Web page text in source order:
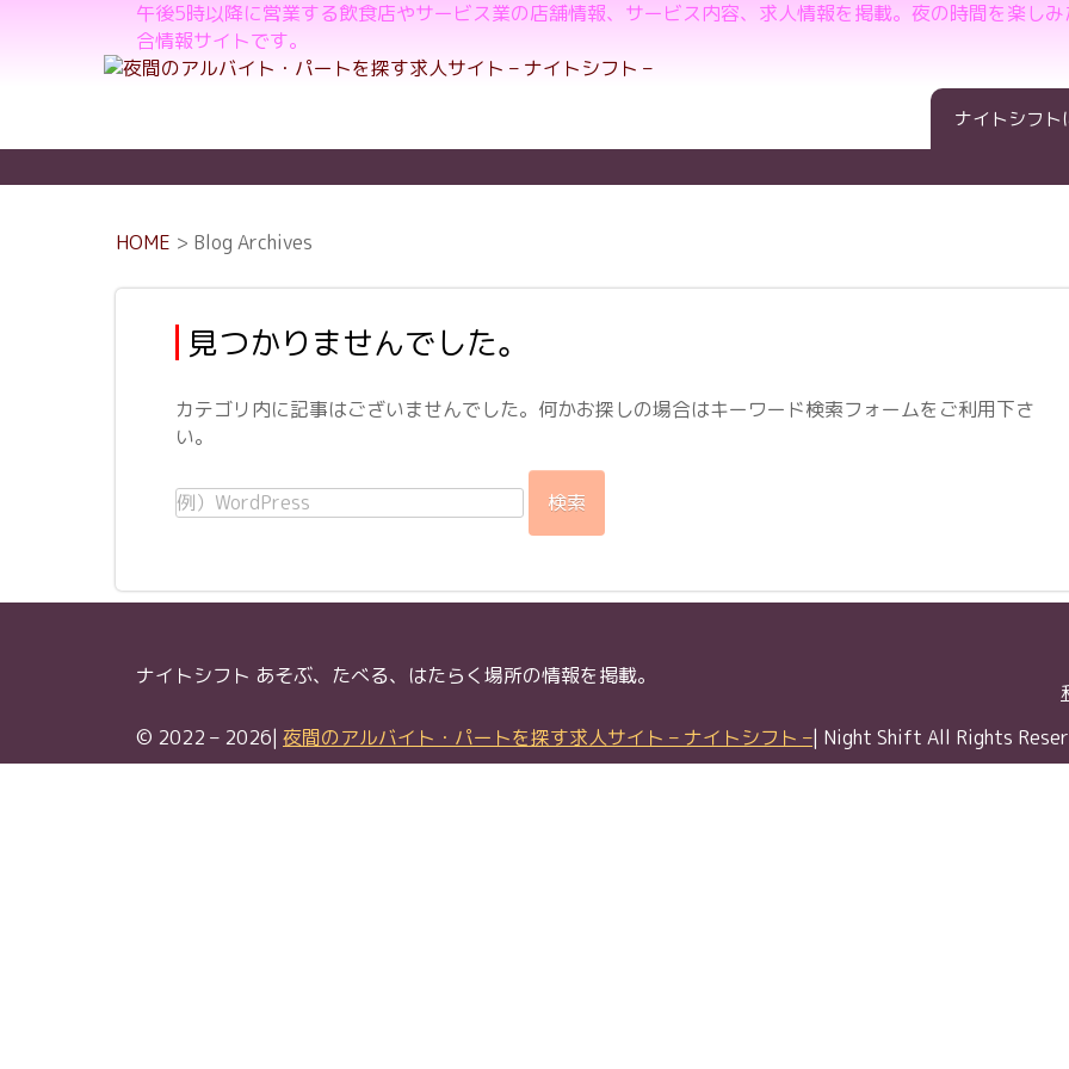
午後5時以降に営業する飲食店やサービス業の店舗情報、サービス内容、求人情報を掲載。夜の時間を楽し
合情報サイトです。
ナイトシフト
HOME > Blog Archives
見つかりませんでした。
カテゴリ内に記事はございませんでした。何かお探しの場合はキーワード検索フォームをご利用下さ
い。
以
ー
ー
ド
含
検索
ナイトシフト あそぶ、たべる、はたらく場所の情報を掲載。
© 2022 – 2026| 夜間のアルバイト・パートを探す求人サイト – ナイトシフト –| Night Shift All Rights